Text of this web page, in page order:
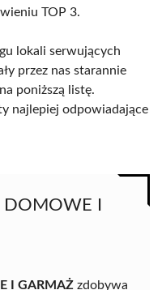
TOP 3.
lokali serwujących
przez nas starannie
poniższą listę.
najlepiej odpowiadające
I
I GARMAŻ zdobywa